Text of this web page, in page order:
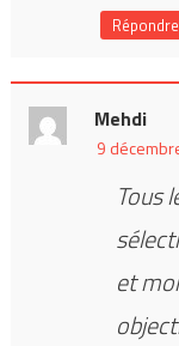
Répondre
Mehdi
9
Tous
et